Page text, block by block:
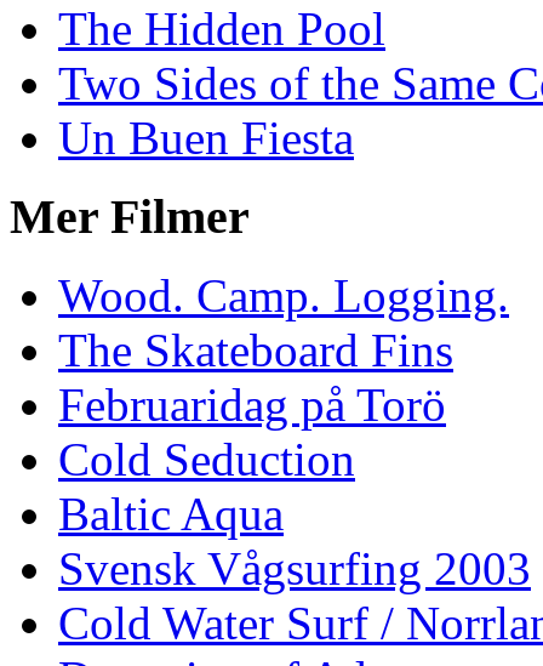
The Hidden Pool
Two Sides of the Same
Un Buen Fiesta
Mer Filmer
Wood. Camp. Logging.
The Skateboard Fins
Februaridag på Torö
Cold Seduction
Baltic Aqua
Svensk Vågsurfing 2003
Cold Water Surf /